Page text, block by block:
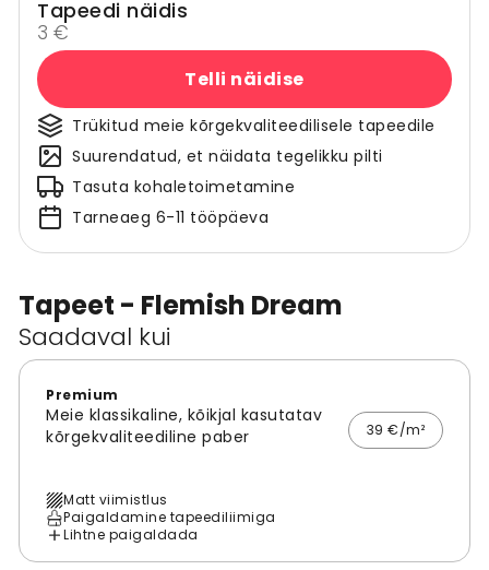
Tapeet - Flemish Dream
Saadaval kui
Premium
Meie klassikaline, kõikjal kasutatav
kõrgekvaliteediline paber
39 €/m²
Matt viimistlus
Paigaldamine tapeediliimiga
Lihtne paigaldada
Tapeedi näidis
3 €
Telli näidise
Trükitud meie kõrgekvaliteedilisele tapeedile
Suurendatud, et näidata tegelikku pilti
Tasuta kohaletoimetamine
Tarneaeg 6-11 tööpäeva